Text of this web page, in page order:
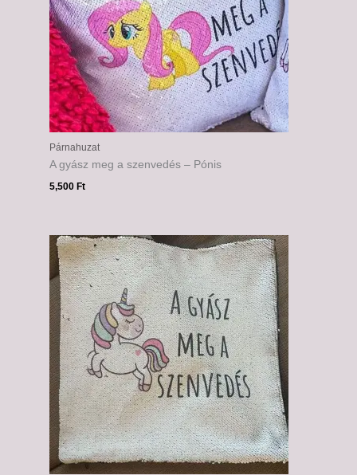
Párnahuzat
A gyász meg a szenvedés – Pónis
5,500 Ft